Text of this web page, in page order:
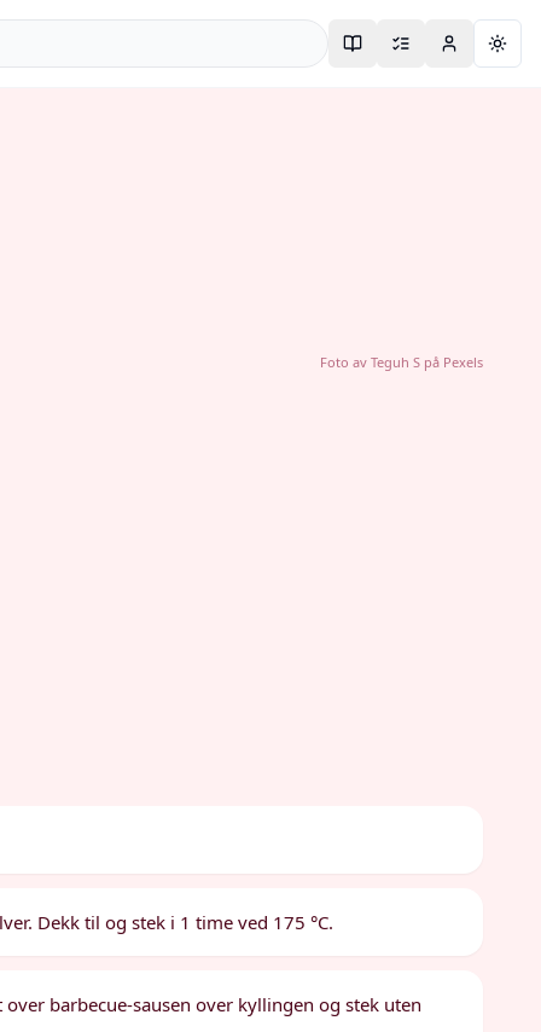
Foto av Teguh Spå Pexels
Dekk til og stek i 1 time ved 175 °C.
barbecue-sausen over kyllingen og stek uten